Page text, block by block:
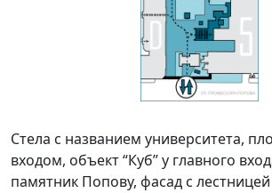
Стела с названием университета,
входом, объект “Куб” у главного
памятник Попову, фасад с лестницей